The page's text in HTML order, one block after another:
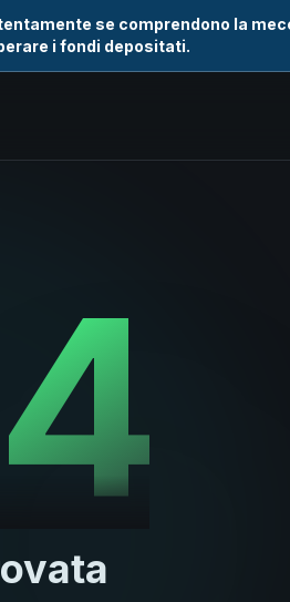
se comprendono la
i fondi depositati.